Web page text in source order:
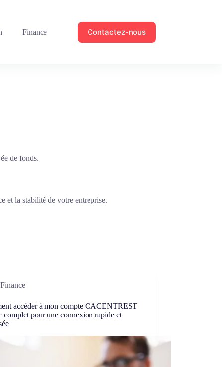
Finance Contactez-nous
de fonds.
et la stabilité de votre entreprise.
Finance
accéder à mon compte CACENTREST
complet pour une connexion rapide et